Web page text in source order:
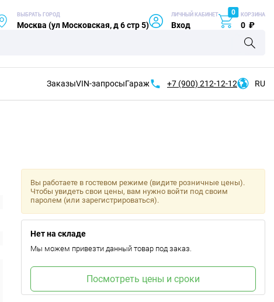
ВЫБРАТЬ ГОРОД
Москва (ул Московская, д 6 стр 5)
ЛИЧНЫЙ КАБИНЕТ
Вход
0 КОРЗИНА
0 ₽
ЗаказыVIN-запросыГараж +7 (900) 212-12-12 RU
Вы работаете в гостевом режиме (видите розничные цены).
Чтобы увидеть свои цены, вам нужно войти под своим
паролем (или зарегистрироваться).
Нет на складе
Мы можем привезти данный товар под заказ.
Посмотреть цены и сроки